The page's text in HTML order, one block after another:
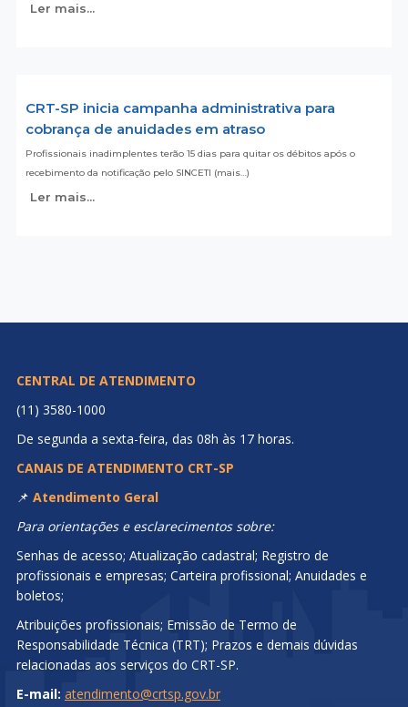
Ler mais...
CRT-SP inicia campanha administrativa para
cobrança de anuidades em atraso
Profissionais inadimplentes terão 15 dias para quitar os débitos após o
recebimento da notificação pelo SINCETI (mais…)
Ler mais...
CENTRAL DE ATENDIMENTO
(11) 3580-1000
De segunda a sexta-feira, das 08h às 17 horas.
CANAIS DE ATENDIMENTO CRT-SP
📌 Atendimento Geral
Para orientações e esclarecimentos sobre:
Senhas de acesso; Atualização cadastral; Registro de
profissionais e empresas; Carteira profissional; Anuidades e
boletos;
Atribuições profissionais; Emissão de Termo de
Responsabilidade Técnica (TRT); Prazos e demais dúvidas
relacionadas aos serviços do CRT-SP.
E-mail: atendimento@crtsp.gov.br